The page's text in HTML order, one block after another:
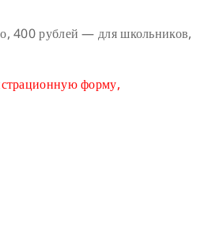
400 рублей — для школьников,
форму,